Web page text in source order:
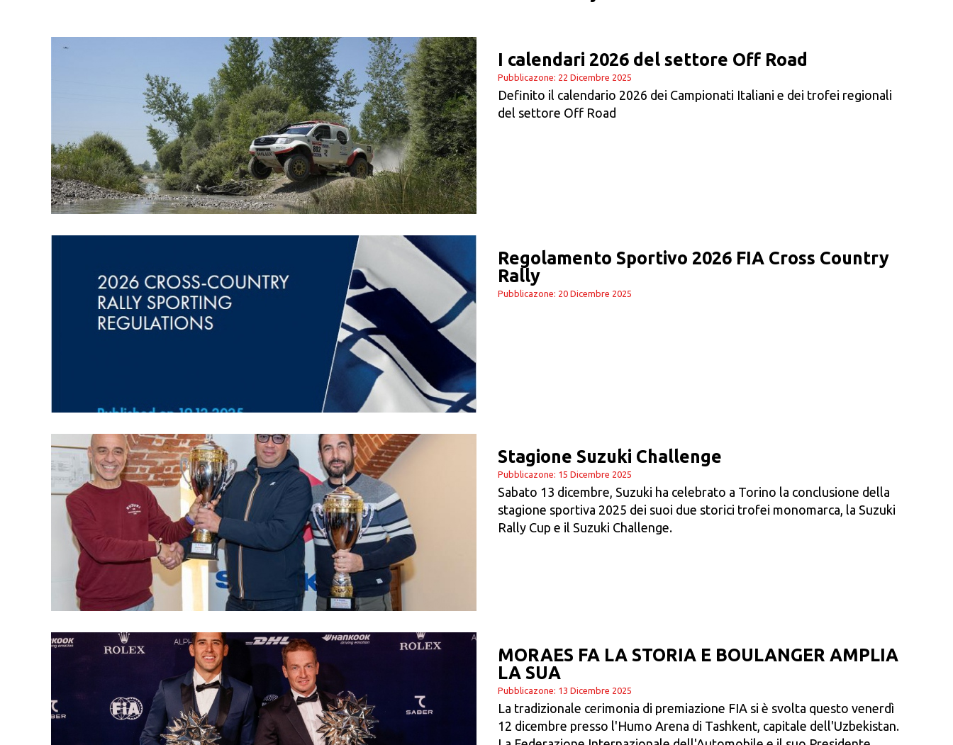
I calendari 2026 del settore Off Road
Pubblicazone: 22 Dicembre 2025
Definito il calendario 2026 dei Campionati Italiani e dei trofei regionali
del settore Off Road
Regolamento Sportivo 2026 FIA Cross Country
Rally
Pubblicazone: 20 Dicembre 2025
Stagione Suzuki Challenge
Pubblicazone: 15 Dicembre 2025
Sabato 13 dicembre, Suzuki ha celebrato a Torino la conclusione della
stagione sportiva 2025 dei suoi due storici trofei monomarca, la Suzuki
Rally Cup e il Suzuki Challenge.
MORAES FA LA STORIA E BOULANGER AMPLIA
LA SUA
Pubblicazone: 13 Dicembre 2025
La tradizionale cerimonia di premiazione FIA ​​si è svolta questo venerdì
12 dicembre presso l'Humo Arena di Tashkent, capitale dell'Uzbekistan.